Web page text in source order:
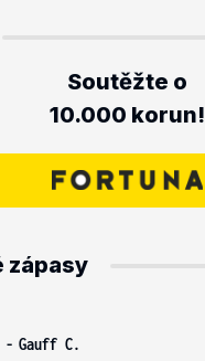
Soutěžte o
10.000 korun!
zápasy
- Gauff C.